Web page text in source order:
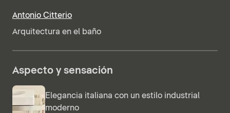
Antonio Citterio
Arquitectura en el baño
Aspecto y sensación
Elegancia italiana con un estilo industrial
moderno